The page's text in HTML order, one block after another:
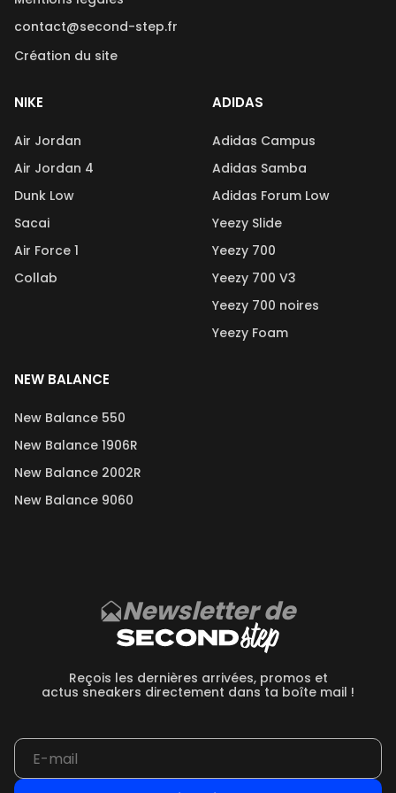
contact@second-step.fr
Création du site
NIKE
Air Jordan
Air Jordan 4
Dunk Low
Sacai
Air Force 1
Collab
ADIDAS
Adidas Campus
Adidas Samba
Adidas Forum Low
Yeezy Slide
Yeezy 700
Yeezy 700 V3
Yeezy 700 noires
Yeezy Foam
NEW BALANCE
New Balance 550
New Balance 1906R
New Balance 2002R
New Balance 9060
Newsletter de
Reçois les dernières arrivées, promos et
actus sneakers directement dans ta boîte mail !